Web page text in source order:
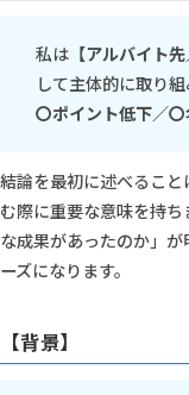
私は 【アルバイト先
して主体的に取り組
〇ポイント低下／〇
結論を最初に述べるこ
む際に重要な意味を持
な成果があったのか」
ーズになります。
【背景】